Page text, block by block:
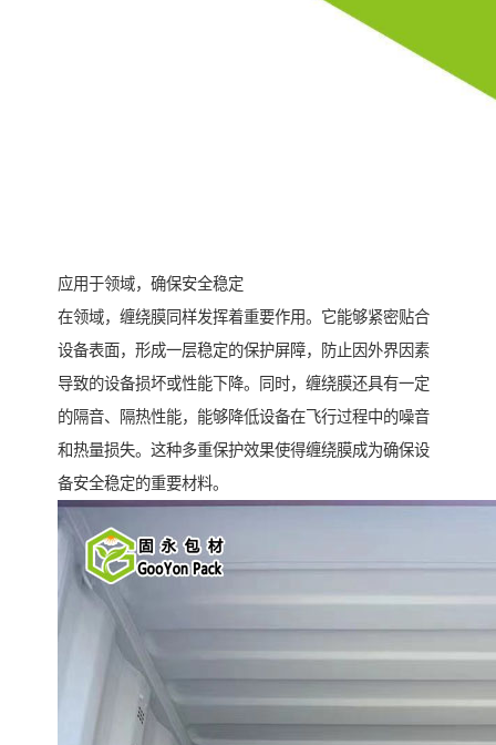
应用于领域，确保安全稳定
在领域，缠绕膜同样发挥着重要作用。它能够紧密贴合
设备表面，形成一层稳定的保护屏障，防止因外界因素
导致的设备损坏或性能下降。同时，缠绕膜还具有一定
的隔音、隔热性能，能够降低设备在飞行过程中的噪音
和热量损失。这种多重保护效果使得缠绕膜成为确保设
备安全稳定的重要材料。